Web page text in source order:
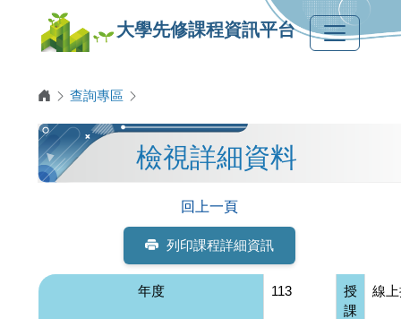
大學先修課程資訊平台
查詢專區
檢視詳細資料
回上一頁
列印課程詳細資訊
年度 113
授
課
線